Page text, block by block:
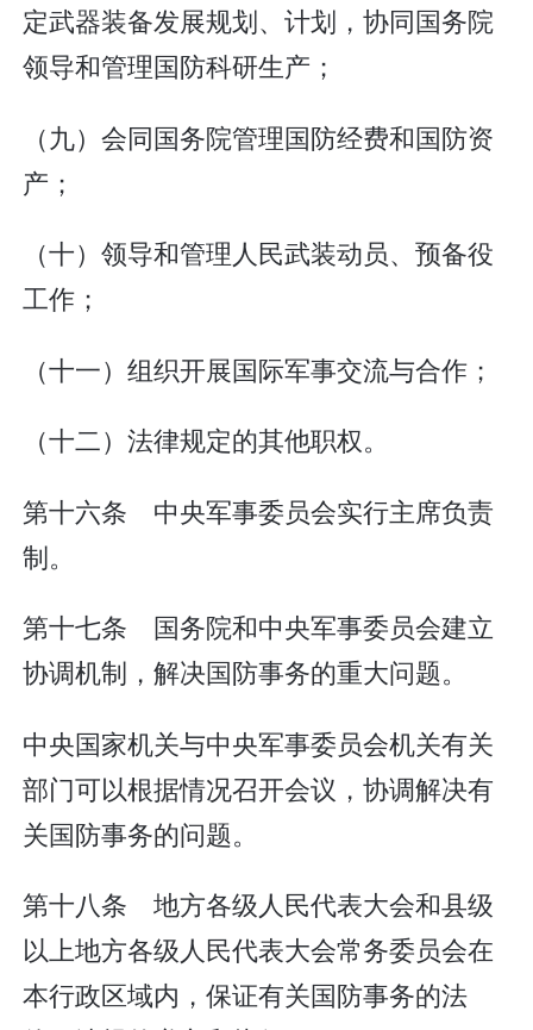
定武器装备发展规划、计划，协同国务院
领导和管理国防科研生产；
（九）会同国务院管理国防经费和国防资
产；
（十）领导和管理人民武装动员、预备役
工作；
（十一）组织开展国际军事交流与合作；
（十二）法律规定的其他职权。
第十六条 中央军事委员会实行主席负责
制。
第十七条 国务院和中央军事委员会建立
协调机制，解决国防事务的重大问题。
中央国家机关与中央军事委员会机关有关
部门可以根据情况召开会议，协调解决有
关国防事务的问题。
第十八条 地方各级人民代表大会和县级
以上地方各级人民代表大会常务委员会在
本行政区域内，保证有关国防事务的法